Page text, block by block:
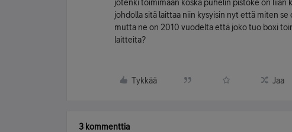
jotenki toimimaan koska puhelin pistoke on
johdolla sitä laittaa niin kysyisin nyt että miten
mutta ne on 2010 vuodelta että joko tuo boxi
laitteita?
Tykkää Jaa
3 kommenttia